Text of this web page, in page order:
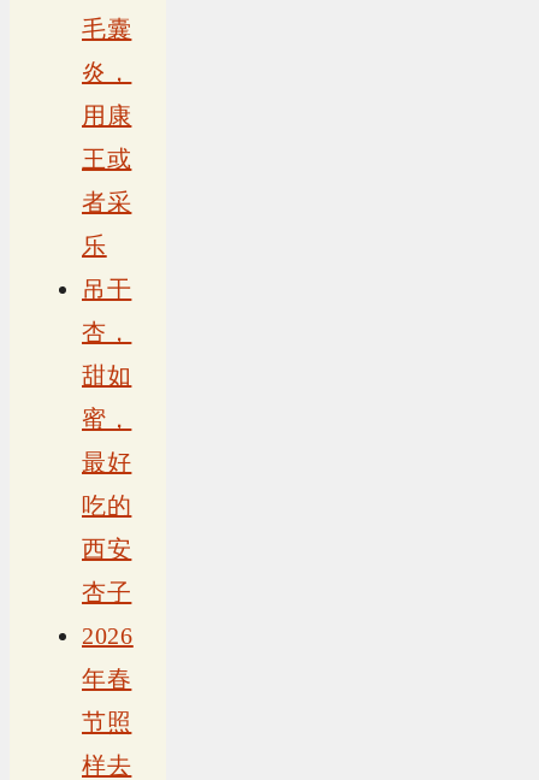
毛囊
炎，
用康
王或
者采
乐
吊干
杏，
甜如
蜜，
最好
吃的
西安
杏子
2026
年春
节照
样去